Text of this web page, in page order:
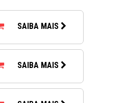
SAIBA MAIS
SAIBA MAIS